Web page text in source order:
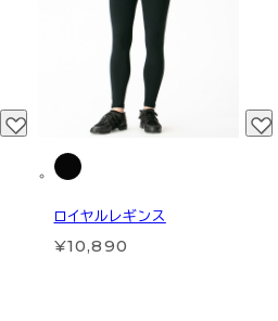
ロイヤルレギンス
¥10,890